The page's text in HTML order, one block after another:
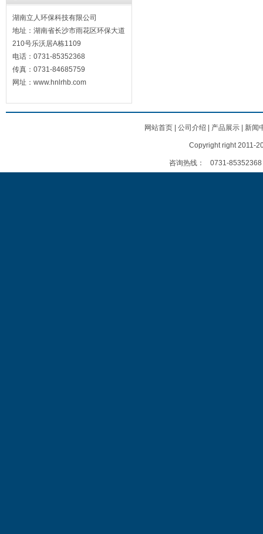
湖南立人环保科技有限公司
地址：湖南省长沙市雨花区环保大道
210号乐沃居A栋1109
电话：0731-85352368
传真：0731-84685759
网址：www.hnlrhb.com
网站首页| 公司介绍 产品展示| 新闻
Copyright right 2011-
咨询热线： 0731-85352368